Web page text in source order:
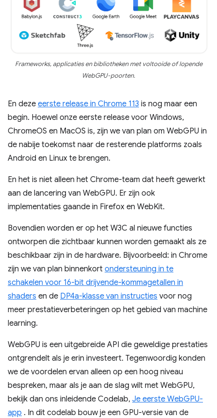
Frameworks, applicaties en bibliotheken met voltooide of lopende
WebGPU-poorten.
En deze eerste release in Chrome 113 is nog maar een
begin. Hoewel onze eerste release voor Windows,
ChromeOS en MacOS is, zijn we van plan om WebGPU in
de nabije toekomst naar de resterende platforms zoals
Android en Linux te brengen.
En het is niet alleen het Chrome-team dat heeft gewerkt
aan de lancering van WebGPU. Er zijn ook
implementaties gaande in Firefox en WebKit.
Bovendien worden er op het W3C al nieuwe functies
ontworpen die zichtbaar kunnen worden gemaakt als ze
beschikbaar zijn in de hardware. Bijvoorbeeld: in Chrome
zijn we van plan binnenkort ondersteuning in te
schakelen voor 16-bit drijvende-kommagetallen in
shaders en de DP4a-klasse van instructies voor nog
meer prestatieverbeteringen op het gebied van machine
learning.
WebGPU is een uitgebreide API die geweldige prestaties
ontgrendelt als je erin investeert. Tegenwoordig konden
we de voordelen ervan alleen op een hoog niveau
bespreken, maar als je aan de slag wilt met WebGPU,
bekijk dan ons inleidende Codelab, Je eerste WebGPU-
app . In dit codelab bouw je een GPU-versie van de